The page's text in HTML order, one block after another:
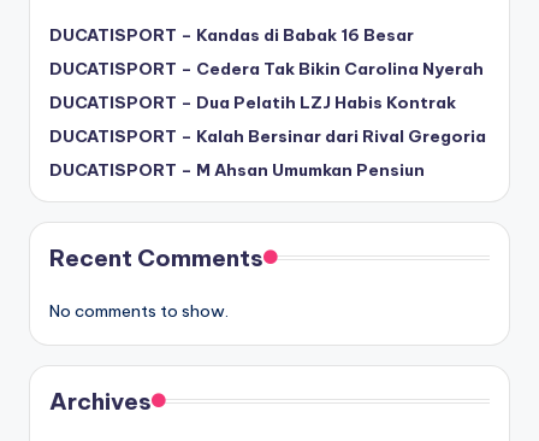
DUCATISPORT – Kandas di Babak 16 Besar
DUCATISPORT – Cedera Tak Bikin Carolina Nyerah
DUCATISPORT – Dua Pelatih LZJ Habis Kontrak
DUCATISPORT – Kalah Bersinar dari Rival Gregoria
DUCATISPORT – M Ahsan Umumkan Pensiun
Recent Comments
No comments to show.
Archives